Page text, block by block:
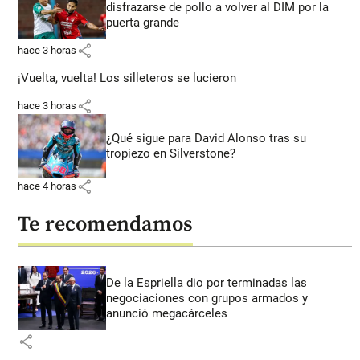
disfrazarse de pollo a volver al DIM por la
puerta grande
hace 3 horas share
¡Vuelta, vuelta! Los silleteros se lucieron
hace 3 horas share
¿Qué sigue para David Alonso tras su
tropiezo en Silverstone?
hace 4 horas share
Te recomendamos
De la Espriella dio por terminadas las
negociaciones con grupos armados y
anunció megacárceles
share